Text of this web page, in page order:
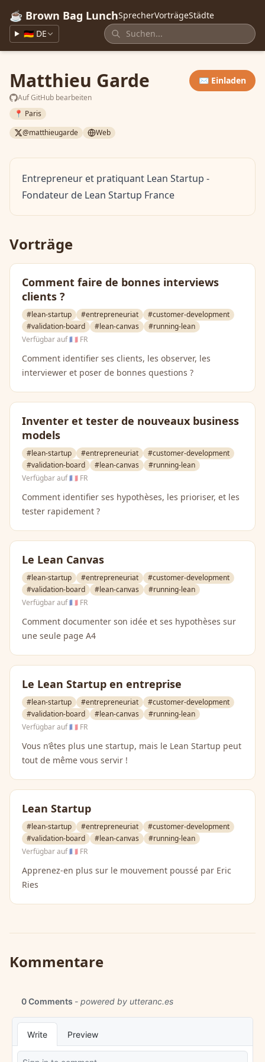
☕ Brown Bag LunchSprecherVorträgeStädte
🇩🇪 DE
Matthieu Garde
Auf GitHub bearbeiten
✉️ Einladen
📍 Paris
@matthieugarde
Web
Entrepreneur et pratiquant Lean Startup -
Fondateur de Lean Startup France
Vorträge
Comment faire de bonnes interviews
clients ?
#lean-startup #entrepreneuriat
#customer-development
#validation-board
#lean-canvas
#running-lean
Verfügbar auf🇫🇷 FR
Comment identifier ses clients, les observer, les
interviewer et poser de bonnes questions ?
Inventer et tester de nouveaux business
models
#lean-startup #entrepreneuriat
#customer-development
#validation-board
#lean-canvas
#running-lean
Verfügbar auf🇫🇷 FR
Comment identifier ses hypothèses, les prioriser, et les
tester rapidement ?
Le Lean Canvas
#lean-startup #entrepreneuriat
#customer-development
#validation-board
#lean-canvas
#running-lean
Verfügbar auf🇫🇷 FR
Comment documenter son idée et ses hypothèses sur
une seule page A4
Le Lean Startup en entreprise
#lean-startup #entrepreneuriat
#customer-development
#validation-board
#lean-canvas
#running-lean
Verfügbar auf🇫🇷 FR
Vous n’êtes plus une startup, mais le Lean Startup peut
tout de même vous servir !
Lean Startup
#lean-startup #entrepreneuriat
#customer-development
#validation-board
#lean-canvas
#running-lean
Verfügbar auf🇫🇷 FR
Apprenez-en plus sur le mouvement poussé par Eric
Ries
Kommentare